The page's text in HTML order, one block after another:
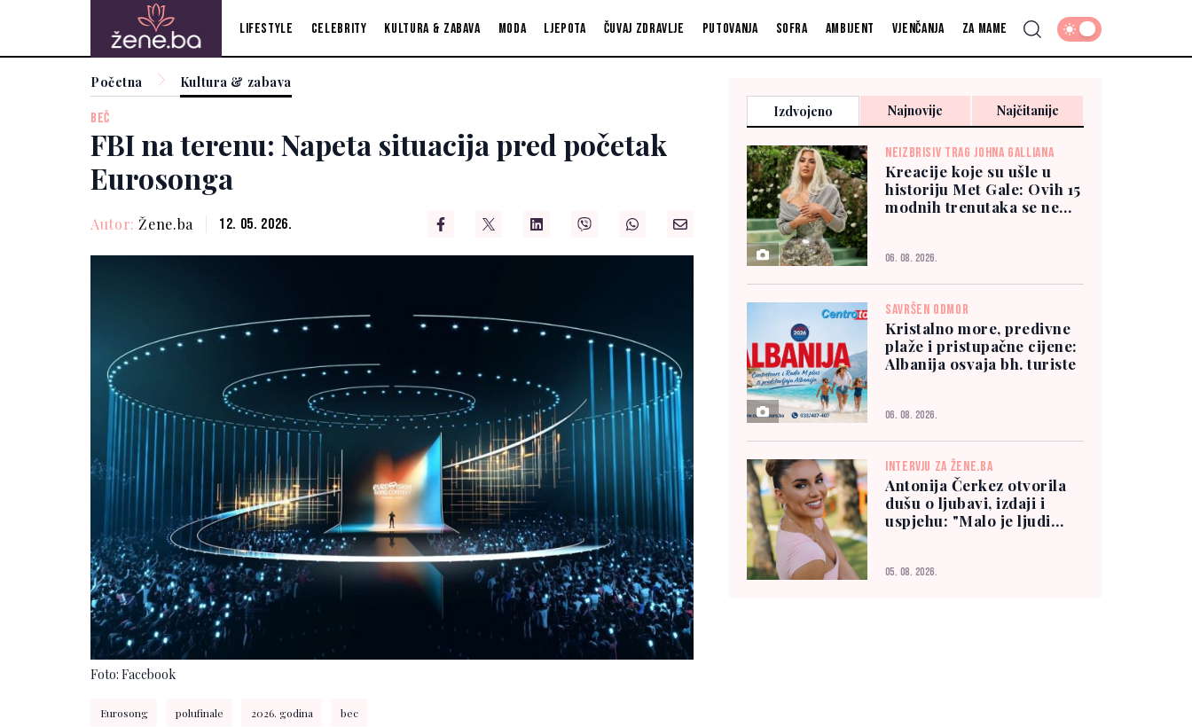
Lifestyle Celebrity Kultura & zabava Moda Ljepota Čuvaj zdravlje Putovanja Sofra Ambijent Vjenčanja Za mame
Početna Kultura & zabava
BEČ
FBI na terenu: Napeta situacija pred početak
Eurosonga
Autor: Žene.ba 12. 05. 2026.
Foto: Facebook
Eurosong polufinale 2026. godina bec
Izdvojeno Najnovije Najčitanije
NEIZBRISIV TRAG JOHNA GALLIANA
Kreacije koje su ušle u
historiju Met Gale: Ovih 15
modnih trenutaka se ne
06. 08. 2026.
SAVRŠEN ODMOR
Kristalno more, predivne
plaže i pristupačne cijene:
Albanija osvaja bh. turiste
06. 08. 2026.
INTERVJU ZA ŽENE.BA
Antonija Čerkez otvorila
dušu o ljubavi, izdaji i
uspjehu: "Malo je ljudi
05. 08. 2026.